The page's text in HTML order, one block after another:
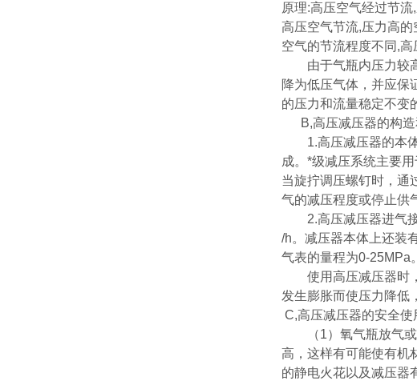
原理:高压空气经过节
高压空气节流,压力高
空气的节流程度不同,
由于气瓶内压力较高
降为低压气体，并应保
的压力和流量稳定不变
B,高压减压器的构造
1.高压减压器的本体
成。*级减压系统主要
当旋拧调压螺钉时，通
气的减压程度或停止供
2.高压减压器进气接
/h。减压器本体上还装
气表的量程为0-25MPa
使用高压减压器时，
发生膨胀而使压力降低
C,高压减压器的安全使
（1）氧气瓶放气或
高，这样有可能使有机
的静电火花以及减压器